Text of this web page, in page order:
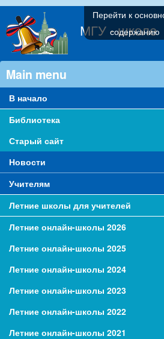
Перейти к
содержанию
МГУ - школе
Main menu
В начало
Библиотека
Старый сайт
Новости
Учителям
Летние школы для учителей
Летние онлайн-школы 2026
Летние онлайн-школы 2025
Летние онлайн-школы 2024
Летние онлайн-школы 2023
Летние онлайн-школы 2022
Летние онлайн-школы 2021